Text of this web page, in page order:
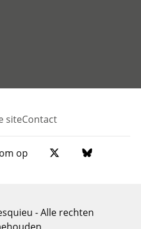
siteContact
op
- Alle rechten